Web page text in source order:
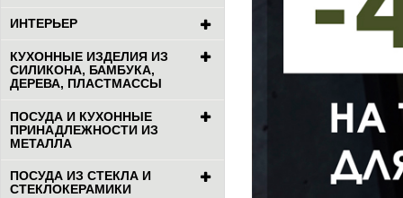
ИНТЕРЬЕР
КУХОННЫЕ ИЗДЕЛИЯ ИЗ
СИЛИКОНА, БАМБУКА,
ДЕРЕВА, ПЛАСТМАССЫ
ПОСУДА И КУХОННЫЕ
ПРИНАДЛЕЖНОСТИ ИЗ
МЕТАЛЛА
ПОСУДА ИЗ СТЕКЛА И
СТЕКЛОКЕРАМИКИ